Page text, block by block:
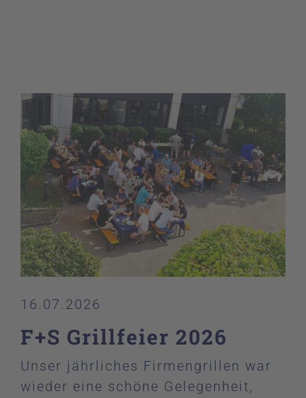
16.07.2026
F+S Grillfeier 2026
Unser jährliches Firmengrillen war
wieder eine schöne Gelegenheit,